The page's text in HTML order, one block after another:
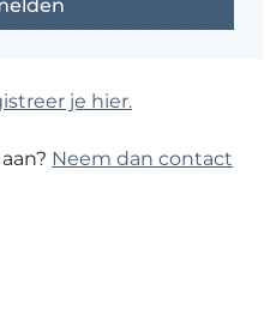
je hier.
Neem dan contact